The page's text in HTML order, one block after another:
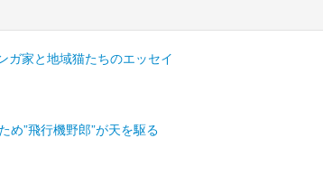
ガ家と地域猫たちのエッセイ
め”飛行機野郎”が天を駆る